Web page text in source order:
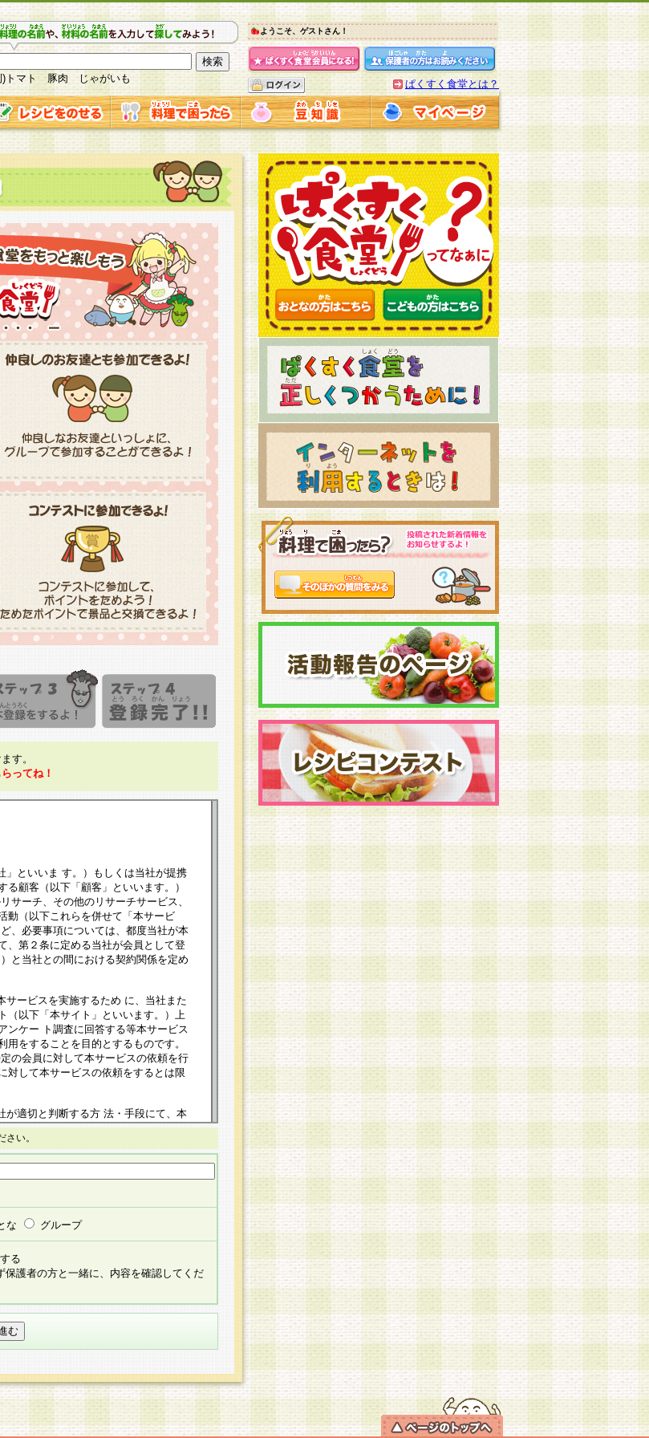
)トマト 豚肉 じゃがいも
ようこそ、ゲストさん！
ぱくすく食堂とは？
す。
ってね！
」といいま す。）もしくは当社が提携
顧客（以下「顧客」といいます。）
サーチ、その他のリサーチサービス、
動（以下これらを併せて「本サービ
、必要事項については、都度当社が本
、第２条に定める当社が会員として登
と当社との間における契約関係を定め
ービスを実施するため に、当社また
（以下「本サイト」といいます。）上
ンケー ト調査に回答する等本サービス
をすることを目的とするものです。
の会員に対して本サービスの依頼を行
対して本サービスの依頼をするとは限
が適切と判断する方 法・手段にて、本
るものとします。改定後の本規約等
の 他の諸規定については、会員に対
きのいずれか早い時期をもってその効
者の自由な意思で提 供いただいたも
らの個人情報の提供を希望されない場
ん が、提供されないことによって、当
合がありますことを予めご了承くださ
開示・訂正・追加・ 利用停止等を求
確認できた場合に限り、法令に準拠し
手続きを全て完了し、当社が承認した
さい。
な グループ
る
護者の方と一緒に、内容を確認してくだ